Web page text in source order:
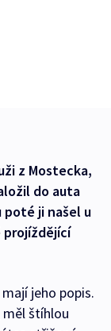
z Mostecka,
do auta
poté ji našel u
projíždějící
jeho popis.
měl štíhlou